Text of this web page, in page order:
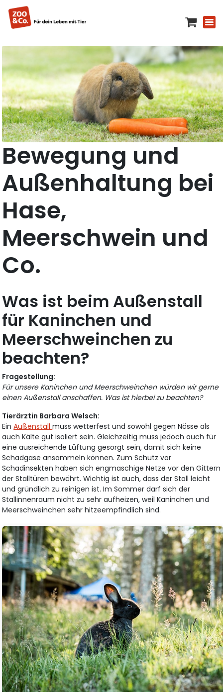
Bewegung und
Außenhaltung bei
Hase,
Meerschwein und
Co.
Was ist beim Außenstall
für Kaninchen und
Meerschweinchen zu
beachten?
Fragestellung:
Für unsere Kaninchen und Meerschweinchen würden wir gerne
einen Außenstall anschaffen. Was ist hierbei zu beachten?
Tierärztin Barbara Welsch:
EinAußenstallmuss wetterfest und sowohl gegen Nässe als
auch Kälte gut isoliert sein. Gleichzeitig muss jedoch auch für
eine ausreichende Lüftung gesorgt sein, damit sich keine
Schadgase ansammeln können. Zum Schutz vor
Schadinsekten haben sich engmaschige Netze vor den Gittern
der Stalltüren bewährt. Wichtig ist auch, dass der Stall leicht
und gründlich zu reinigen ist. Im Sommer darf sich der
Stallinnenraum nicht zu sehr aufheizen, weil Kaninchen und
Meerschweinchen sehr hitzeempfindlich sind.